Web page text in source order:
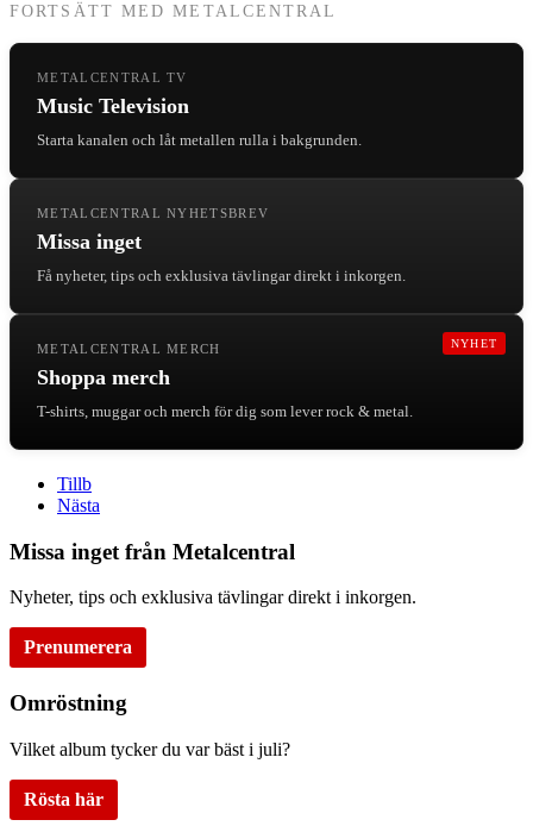
FORTSÄTT MED METALCENTRAL
METALCENTRAL TV
Music Television
Starta kanalen och låt metallen rulla i bakgrunden.
METALCENTRAL NYHETSBREV
Missa inget
Få nyheter, tips och exklusiva tävlingar direkt i inkorgen.
NYHET
METALCENTRAL MERCH
Shoppa merch
T-shirts, muggar och merch för dig som lever rock & metal.
Tillb
Nästa
Missa inget från Metalcentral
Nyheter, tips och exklusiva tävlingar direkt i inkorgen.
Prenumerera
Omröstning
Vilket album tycker du var bäst i juli?
Rösta här